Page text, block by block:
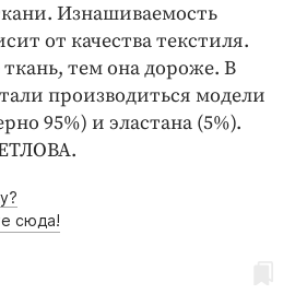
Изнашиваемость
от качества текстиля.
тем она дороже. В
производиться модели
95%) и эластана (5%).
сюда!